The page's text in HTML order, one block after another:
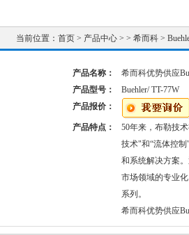
当前位置： 首页 > 产品中心 > > 希而科 >
产品名称：
希而科优势供应
产品型号：
Buehler/ TT-77W
产品报价：
产品特点：
50年来，布勒技
技术"和“流体控
和系统解决方案
市场领域的专业
系列。
希而科优势供应